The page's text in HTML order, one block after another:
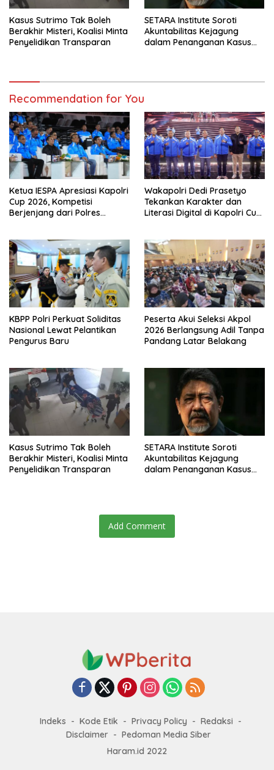
Kasus Sutrimo Tak Boleh
Berakhir Misteri, Koalisi Minta
Penyelidikan Transparan
SETARA Institute Soroti
Akuntabilitas Kejagung
dalam Penanganan Kasus
Recommendation for You
Ketua IESPA Apresiasi Kapolri
Cup 2026, Kompetisi
Berjenjang dari Polres
Wakapolri Dedi Prasetyo
Tekankan Karakter dan
Literasi Digital di Kapolri Cup
KBPP Polri Perkuat Soliditas
Nasional Lewat Pelantikan
Pengurus Baru
Peserta Akui Seleksi Akpol
2026 Berlangsung Adil Tanpa
Pandang Latar Belakang
Kasus Sutrimo Tak Boleh
Berakhir Misteri, Koalisi Minta
Penyelidikan Transparan
SETARA Institute Soroti
Akuntabilitas Kejagung
dalam Penanganan Kasus
Add Comment
Indeks Kode Etik Privacy Policy
Redaksi
Disclaimer
Pedoman Media Siber
Haram.id 2022